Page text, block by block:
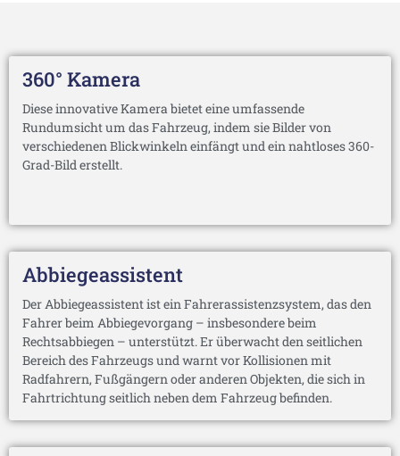
360° Kamera
Diese innovative Kamera bietet eine umfassende
Rundumsicht um das Fahrzeug, indem sie Bilder von
verschiedenen Blickwinkeln einfängt und ein nahtloses 360-
Grad-Bild erstellt.
Abbiegeassistent
Der Abbiegeassistent ist ein Fahrerassistenzsystem, das den
Fahrer beim Abbiegevorgang – insbesondere beim
Rechtsabbiegen – unterstützt. Er überwacht den seitlichen
Bereich des Fahrzeugs und warnt vor Kollisionen mit
Radfahrern, Fußgängern oder anderen Objekten, die sich in
Fahrtrichtung seitlich neben dem Fahrzeug befinden.